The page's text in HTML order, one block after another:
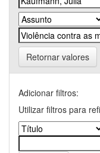
Retornar valores
Adicionar filtros:
Utilizar filtros para